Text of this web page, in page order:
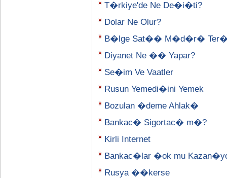
T�rkiye'de Ne De�i�ti?
Dolar Ne Olur?
B�lge Sat�� M�d�r�
Diyanet Ne �� Yapar?
Se�im Ve Vaatler
Rusun Yemedi�ini Yemek
Bozulan �deme Ahlak�
Bankac� Sigortac� m�?
Kirli Internet
Bankac�lar �ok mu
Rusya ��kerse